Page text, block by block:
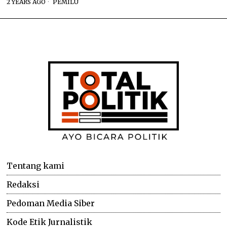
2 YEARS AGO PEMILU
Tentang kami
Redaksi
Pedoman Media Siber
Kode Etik Jurnalistik